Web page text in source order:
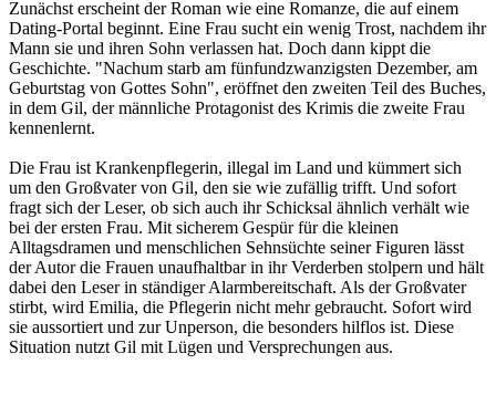
Zunächst erscheint der Roman wie eine Romanze, die auf einem
Dating-Portal beginnt. Eine Frau sucht ein wenig Trost, nachdem ihr
Mann sie und ihren Sohn verlassen hat. Doch dann kippt die
Geschichte. "Nachum starb am fünfundzwanzigsten Dezember, am
Geburtstag von Gottes Sohn", eröffnet den zweiten Teil des Buches,
in dem Gil, der männliche Protagonist des Krimis die zweite Frau
kennenlernt.
Die Frau ist Krankenpflegerin, illegal im Land und kümmert sich
um den Großvater von Gil, den sie wie zufällig trifft. Und sofort
fragt sich der Leser, ob sich auch ihr Schicksal ähnlich verhält wie
bei der ersten Frau. Mit sicherem Gespür für die kleinen
Alltagsdramen und menschlichen Sehnsüchte seiner Figuren lässt
der Autor die Frauen unaufhaltbar in ihr Verderben stolpern und hält
dabei den Leser in ständiger Alarmbereitschaft. Als der Großvater
stirbt, wird Emilia, die Pflegerin nicht mehr gebraucht. Sofort wird
sie aussortiert und zur Unperson, die besonders hilflos ist. Diese
Situation nutzt Gil mit Lügen und Versprechungen aus.